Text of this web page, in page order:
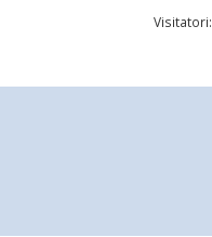
Visitatori: